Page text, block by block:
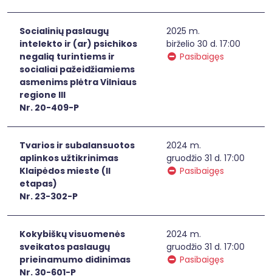
Socialinių paslaugų
intelekto ir (ar) psichikos
negalią turintiems ir
socialiai pažeidžiamiems
asmenims plėtra Vilniaus
regione III
Nr. 20-409-P
2025 m.
birželio 30 d. 17:00
Pasibaigęs
Tvarios ir subalansuotos
aplinkos užtikrinimas
Klaipėdos mieste (II
etapas)
Nr. 23-302-P
2024 m.
gruodžio 31 d. 17:00
Pasibaigęs
Kokybiškų visuomenės
sveikatos paslaugų
prieinamumo didinimas
Nr. 30-601-P
2024 m.
gruodžio 31 d. 17:00
Pasibaigęs